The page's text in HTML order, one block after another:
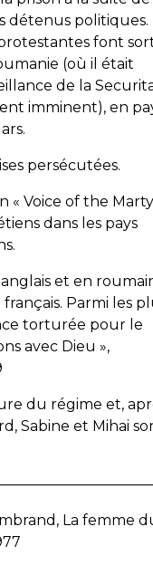
détenus politiques.
font
(où il était
de la
imminent), en
persécutées.
« Voice of the
dans les pays
et en
Parmi les
torturée pour le
avec Dieu »,
du régime et,
Sabine et Mihai
La femme